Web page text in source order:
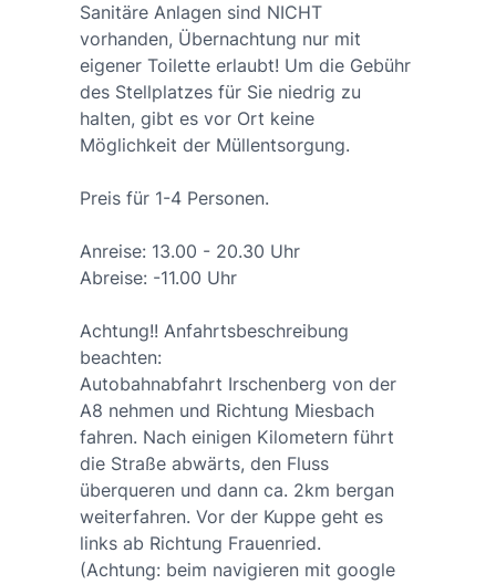
Sanitäre Anlagen sind NICHT
vorhanden, Übernachtung nur mit
eigener Toilette erlaubt! Um die Gebühr
des Stellplatzes für Sie niedrig zu
halten, gibt es vor Ort keine
Möglichkeit der Müllentsorgung.
Preis für 1-4 Personen.
Anreise: 13.00 - 20.30 Uhr
Abreise: -11.00 Uhr
Achtung!! Anfahrtsbeschreibung
beachten:
Autobahnabfahrt Irschenberg von der
A8 nehmen und Richtung Miesbach
fahren. Nach einigen Kilometern führt
die Straße abwärts, den Fluss
überqueren und dann ca. 2km bergan
weiterfahren. Vor der Kuppe geht es
links ab Richtung Frauenried.
(Achtung: beim navigieren mit google